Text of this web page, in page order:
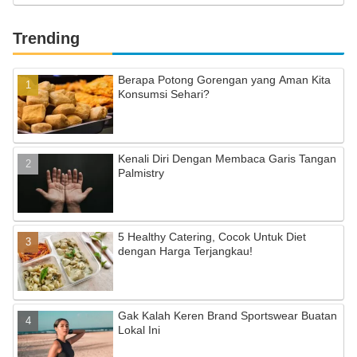
Trending
Berapa Potong Gorengan yang Aman Kita
Konsumsi Sehari?
Kenali Diri Dengan Membaca Garis Tangan
Palmistry
5 Healthy Catering, Cocok Untuk Diet
dengan Harga Terjangkau!
Gak Kalah Keren Brand Sportswear Buatan
Lokal Ini